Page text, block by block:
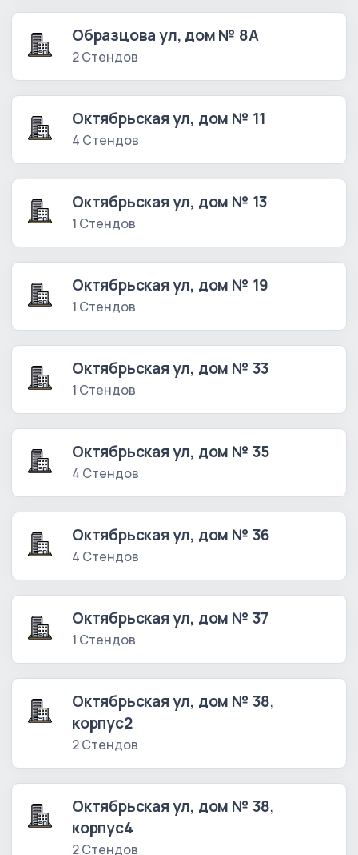
Образцова ул, дом № 8А
2 Стендов
Октябрьская ул, дом № 11
4 Стендов
Октябрьская ул, дом № 13
1 Стендов
Октябрьская ул, дом № 19
1 Стендов
Октябрьская ул, дом № 33
1 Стендов
Октябрьская ул, дом № 35
4 Стендов
Октябрьская ул, дом № 36
4 Стендов
Октябрьская ул, дом № 37
1 Стендов
Октябрьская ул, дом № 38,
корпус2
2 Стендов
Октябрьская ул, дом № 38,
корпус4
2 Стендов